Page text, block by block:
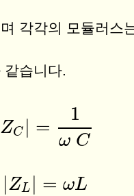
각각의 모듈러스
같습니다.
ZC | =
1
ω C
|Z C|= 1ωC
|ZL | = ωL
|Z L|= ωL